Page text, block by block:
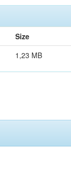
Size
1,23 MB